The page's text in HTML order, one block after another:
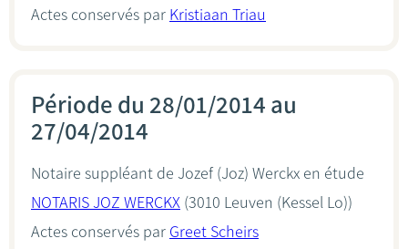
Actes conservés par Kristiaan Triau
Période du 28/01/2014 au
27/04/2014
Notaire suppléant de Jozef (Joz) Werckx en étude
NOTARIS JOZ WERCKX (3010 Leuven (Kessel Lo))
Actes conservés par Greet Scheirs